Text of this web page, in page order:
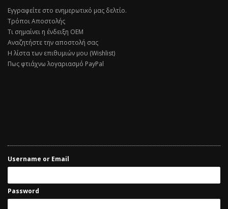
Εγγραφείτε στο ενημερωτικό μας δελτίο.
Τρόποι Αποστολής
Τι σημαίνει η ένδειξη ΟΕΜ
Αναζητήστε την αποστολή σας
Η λίστα των επιθυμιών μου (Wishlist)
Πως φτιάχνω λογαριασμό PayPal
Username or Email
Password